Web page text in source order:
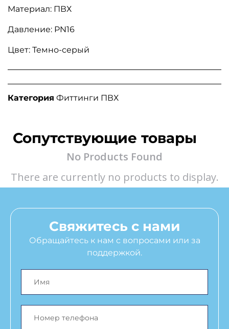
Материал: ПВХ
Давление: PN16
Цвет: Темно-серый
Категория Фиттинги ПВХ
Сопутствующие товары
No Products Found
There are currently no products to display.
Свяжитесь с нами
Обращайтесь к нам с вопросами или за
поддержкой.